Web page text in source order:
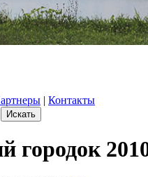
| Контакты
городок